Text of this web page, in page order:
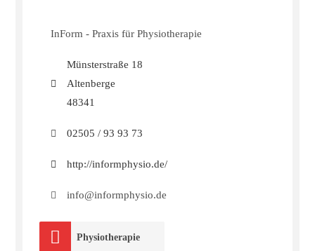
InForm - Praxis für Physiotherapie
Münsterstraße 18
Altenberge
48341
02505 / 93 93 73
http://informphysio.de/
info@informphysio.de
Physiotherapie